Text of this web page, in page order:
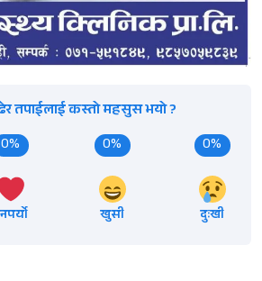
तपाईलाई कस्तो महसुस भयो ?
0% 0%
खुसी
0%
दुःखी